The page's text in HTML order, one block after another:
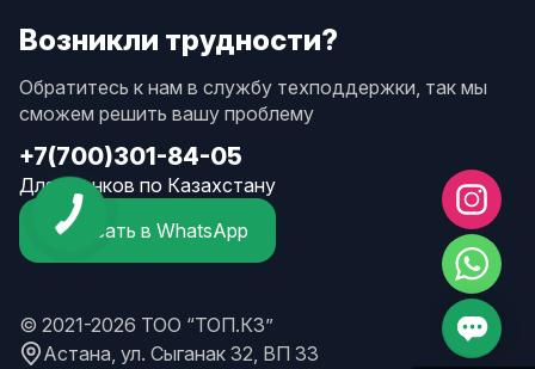
Возникли трудности?
Обратитесь к нам в службу техподдержки, так мы
сможем решить вашу проблему
+7(700)301-84-05
Для звонков по Казахстану
Написать в WhatsApp
© 2021-2026 ТОО “ТОП.КЗ”
Астана, ул. Сыганак 32, ВП 33